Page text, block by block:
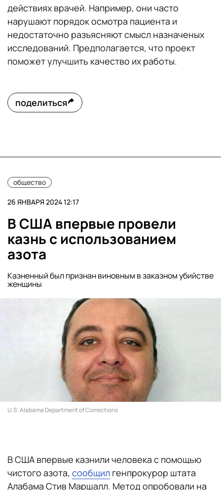
действиях врачей. Например, они часто
нарушают порядок осмотра пациента и
недостаточно разъясняют смысл назначеных
исследований. Предполагается, что проект
поможет улучшить качество их работы.
поделиться
общество
26 ЯНВАРЯ 2024 12:17
В США впервые провели
казнь с использованием
азота
Казненный был признан виновным в заказном убийстве
женщины
U.S. Alabama Department of Corrections
В США впервые казнили человека с помощью
чистого азота, сообщил генпрокурор штата
Алабама Стив Маршалл. Метод опробовали на